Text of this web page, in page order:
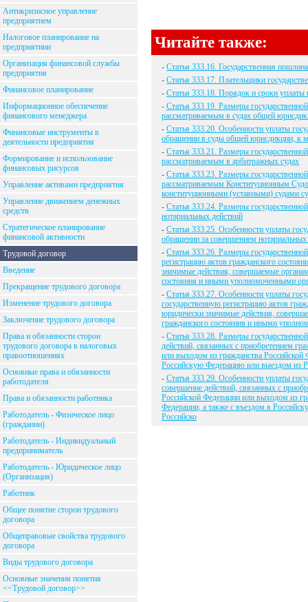
Антикризисное управление
предприятием
Налоговое планирование на
предприятиии
Организация финансовой службы
предприятия
Финансовое планирование
Информационное обеспечение
финансового менеджера
Финансовые инструменты в
деятельности предприятия
Формирование и использование
финансовых рисурсов
Управление активами предприятия
Управление движением денежных
средств
Стратегическое планирование
финансовой активности
Трудовой договор
Введение
Прекращение трудового договора
Изменение трудового договора
Заключение трудового договора
Права и обязанности сторон
трудового договора в налоговых
правоотношениях
Основные права и обязанности
работодателя
Права и обязанности работника
Работодатель - Физическое лицо
(гражданин)
Работодатель - Индивидуальный
предприниматель
Работодатель - Юридическое лицо
(Организация)
Работник
Общее понятие сторон трудового
договора
Общеправовые свойства трудового
договора
Виды трудового договора
Основные значения понятия
<<Трудовой договор>>
Читайте также:
- Статья 333.16. Государственная пошлина
- Статья 333.17. Плательщики
- Статья 333.18. Порядок и сроки уплаты
- Статья 333.19. Размеры
рассматриваемым в судах общей
- Статья 333.20. Особенности уплаты
обращении в суды общей юрисдикции, к
- Статья 333.21. Размеры
рассматриваемым в арбитражных судах
- Статья 333.23. Размеры
рассматриваемым Конституционным
конституционными (уставными) судами
- Статья 333.24. Размеры
нотариальных действий
- Статья 333.25. Особенности уплаты
обращении за совершением нотариальных
- Статья 333.26. Размеры
регистрацию актов гражданского
значимые действия, совершаемые
состояния и иными уполномоченными
- Статья 333.27. Особенности уплаты
государственную регистрацию актов
юридически значимые действия,
гражданского состояния и иными
- Статья 333.28. Размеры
действий, связанных с приобретением
или выходом из гражданства Российской
Российскую Федерацию или выездом из
- Статья 333.29. Особенности уплаты
совершение действий, связанных с
Российской Федерации или выходом из
Федерации, а также с въездом в
Российско